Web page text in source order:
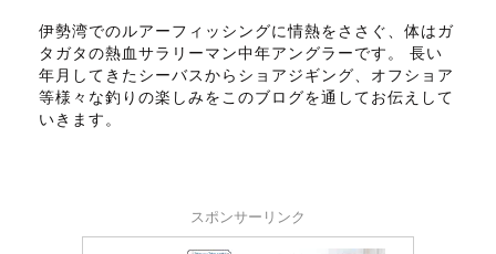
伊勢湾でのルアーフィッシングに情熱をささぐ、体はガ
タガタの熱血サラリーマン中年アングラーです。 長い
年月してきたシーバスからショアジギング、オフショア
等様々な釣りの楽しみをこのブログを通してお伝えして
いきます。
スポンサーリンク